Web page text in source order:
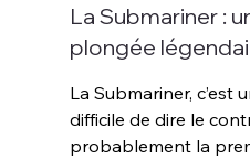
La Submariner :
plongée
La Submariner, c’est
difficile de dire le
probablement la